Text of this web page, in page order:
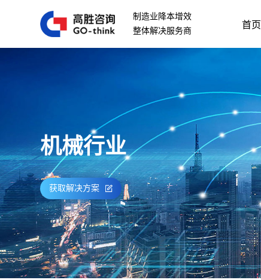
制造业降本增效
整体解决服务商
首页
机械行业
获取解决方案